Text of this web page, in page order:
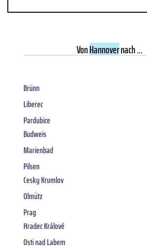
VonHannovernach ...
Brünn
Liberec
Pardubice
Budweis
Marienbad
Pilsen
Cesky Krumlov
Olmütz
Prag
Hradec Králové
Osti nad Labem